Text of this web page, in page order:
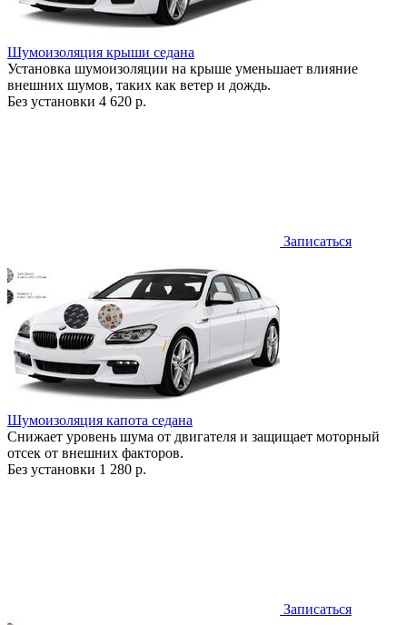
Шумоизоляция крыши седана
Установка шумоизоляции на крыше уменьшает влияние
внешних шумов, таких как ветер и дождь.
Без установки 4 620 р.
Записаться
Шумоизоляция капота седана
Снижает уровень шума от двигателя и защищает моторный
отсек от внешних факторов.
Без установки 1 280 р.
Записаться